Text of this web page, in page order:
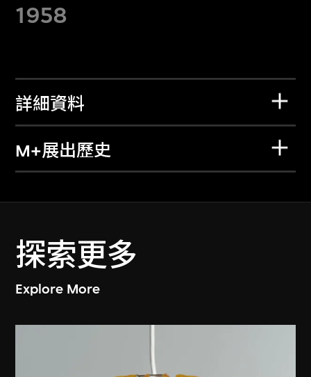
1958
詳細資料
M+展出歷史
探索更多
Explore More